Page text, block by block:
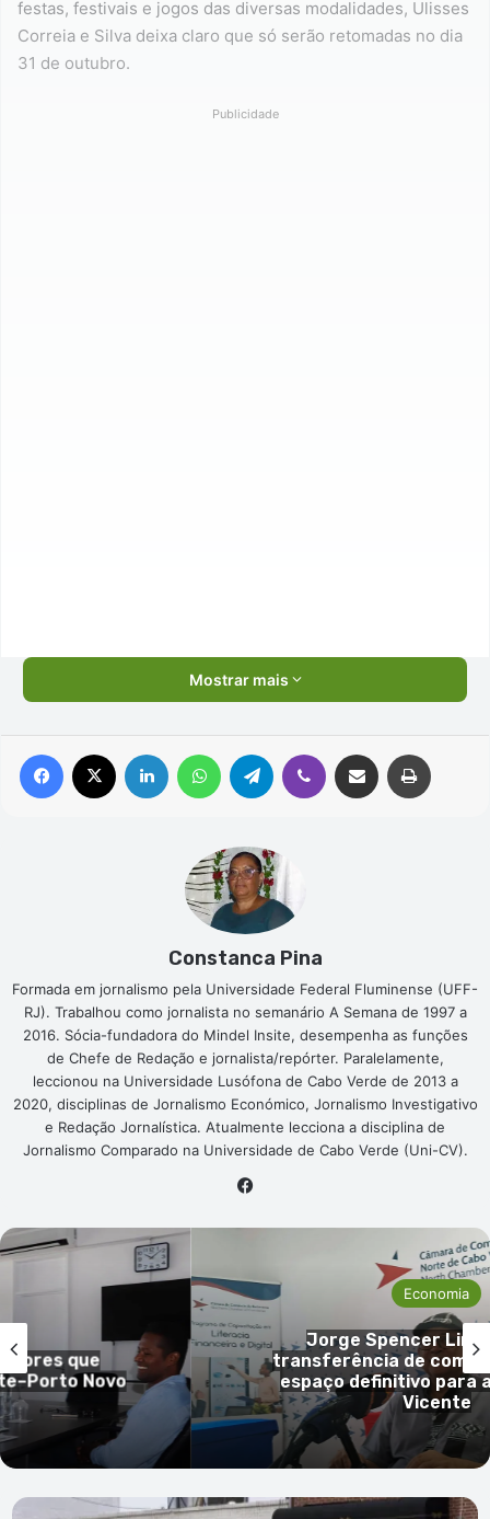
festas, festivais e jogos das diversas modalidades, Ulisses
Correia e Silva deixa claro que só serão retomadas no dia
31 de outubro.
Publicidade
Mostrar mais
Facebook Linkedin WhatsAppTelegram Viber Compartilhar via e-mail
Constanca Pina
Formada em jornalismo pela Universidade Federal Fluminense (UFF-
RJ). Trabalhou como jornalista no semanário A Semana de 1997 a
2016. Sócia-fundadora do Mindel Insite, desempenha as funções
de Chefe de Redação e jornalista/repórter. Paralelamente,
leccionou na Universidade Lusófona de Cabo Verde de 2013 a
2020, disciplinas de Jornalismo Económico, Jornalismo Investigativo
e Redação Jornalística. Atualmente lecciona a disciplina de
Jornalismo Comparado na Universidade de Cabo Verde (Uni-CV).
Economia
Jorge Spencer Lima defende
transferência de competências e
espaço definitivo para a FIC em
Vicente
Funerárias